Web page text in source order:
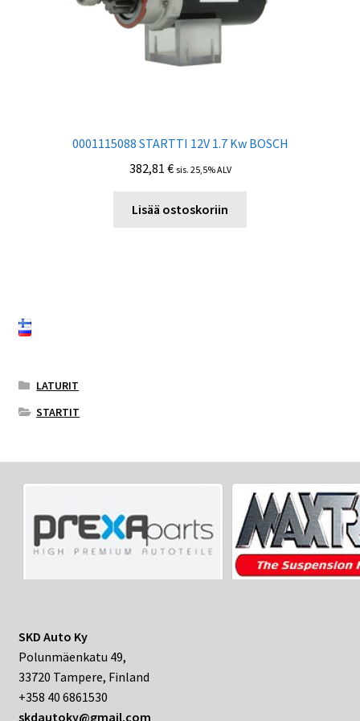
0001115088 STARTTI 12V 1.7 Kw BOSCH
382,81 € sis. 25,5% ALV
Lisää ostoskoriin
LATURIT
STARTIT
SKD Auto Ky
Polunmäenkatu 49,
33720 Tampere, Finland
+358 40 6861530
skdautoky@gmail.com